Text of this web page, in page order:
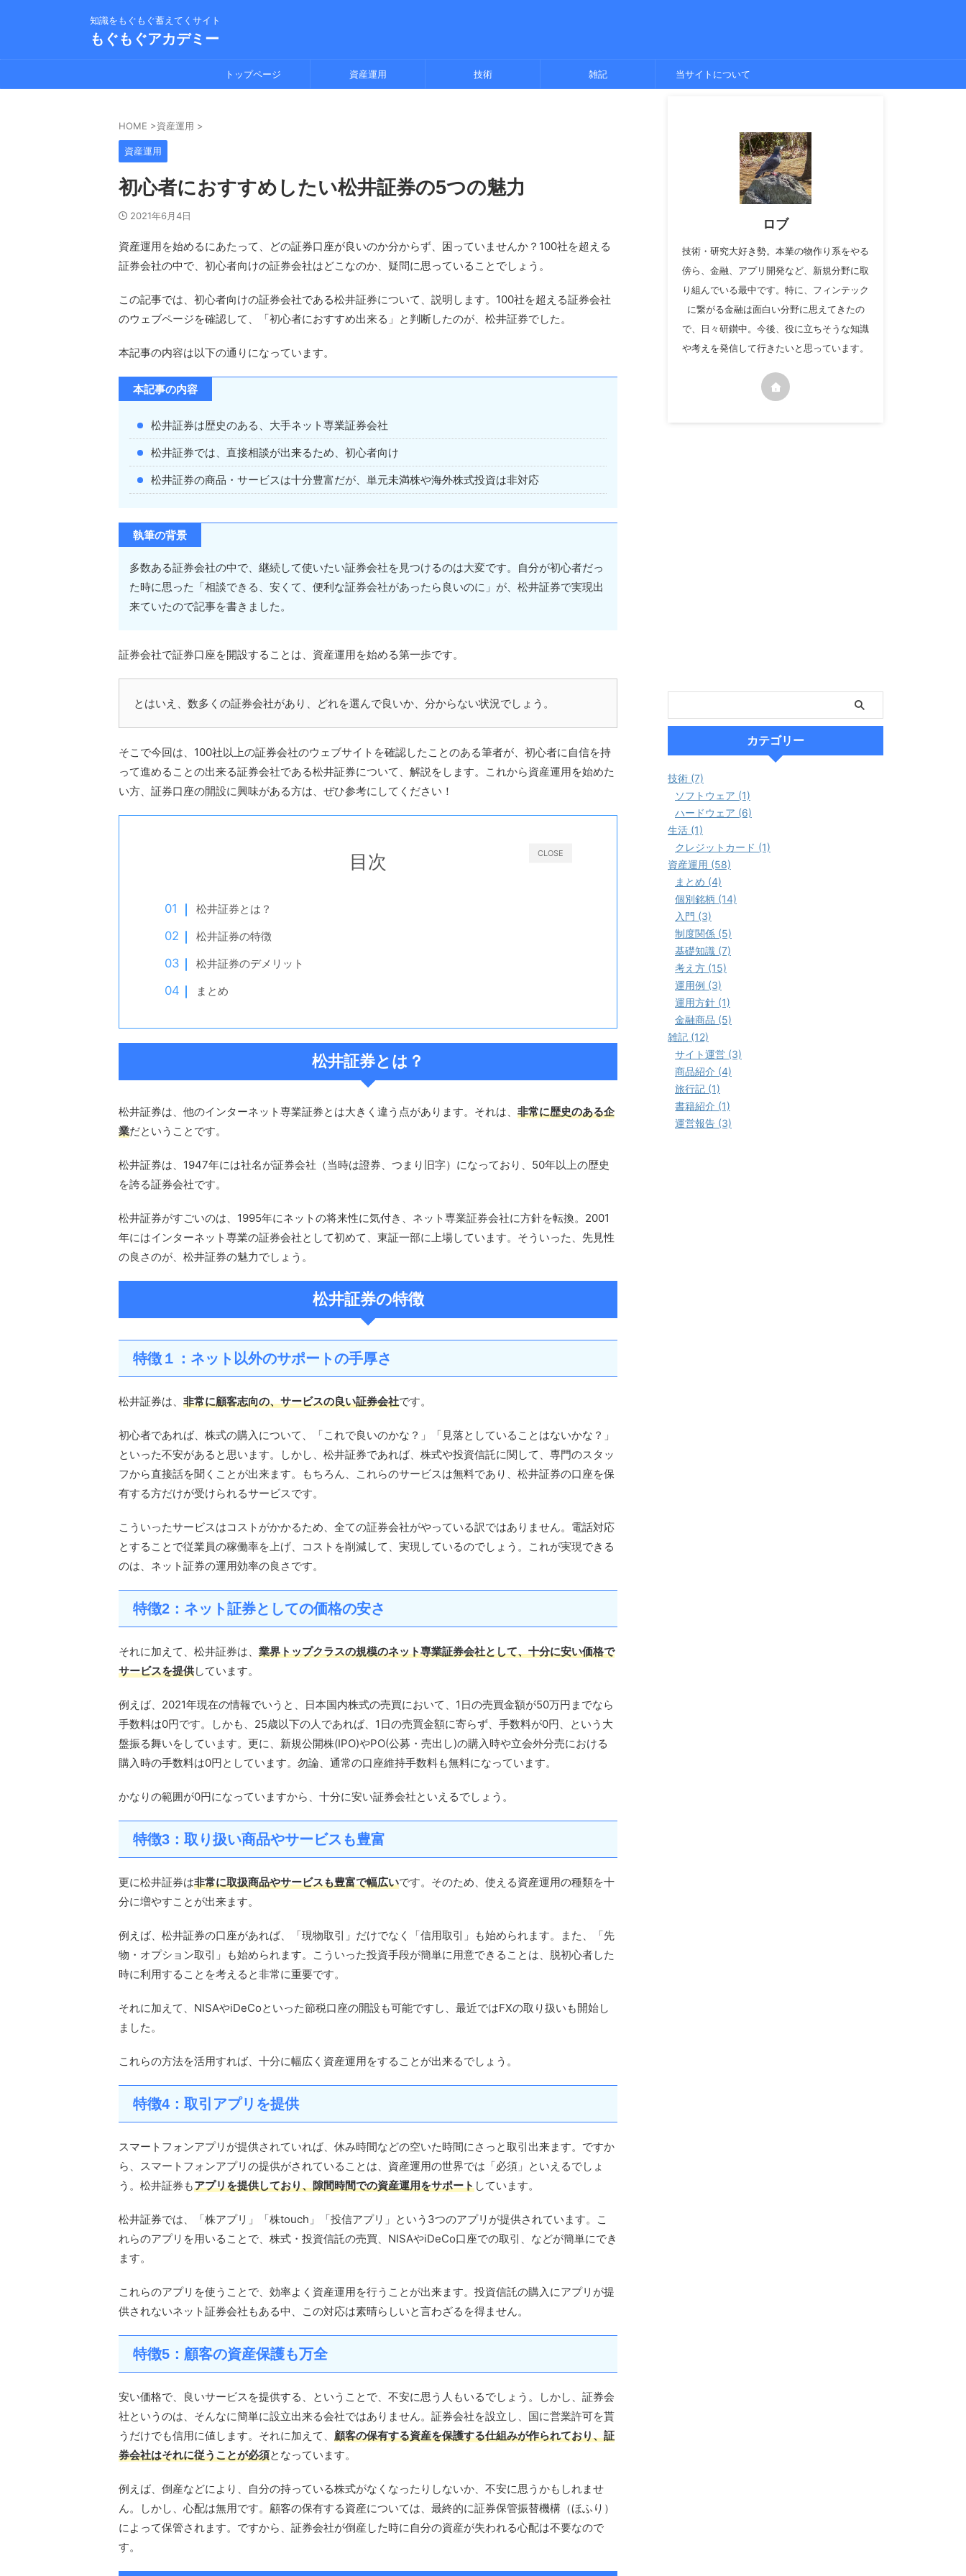
知識をもぐもぐ蓄えてくサイト
もぐもぐアカデミー
トップページ 資産運用 技術 雑記 当サイトについて
HOME >資産運用 >
資産運用
初心者におすすめしたい松井証券の5つの魅力
2021年6月4日
資産運用を始めるにあたって、どの証券口座が良いのか分からず、困っていませんか？100社を超える
証券会社の中で、初心者向けの証券会社はどこなのか、疑問に思っていることでしょう。
この記事では、初心者向けの証券会社である松井証券について、説明します。100社を超える証券会社
のウェブページを確認して、「初心者におすすめ出来る」と判断したのが、松井証券でした。
本記事の内容は以下の通りになっています。
本記事の内容
松井証券は歴史のある、大手ネット専業証券会社
松井証券では、直接相談が出来るため、初心者向け
松井証券の商品・サービスは十分豊富だが、単元未満株や海外株式投資は非対応
執筆の背景
多数ある証券会社の中で、継続して使いたい証券会社を見つけるのは大変です。自分が初心者だっ
た時に思った「相談できる、安くて、便利な証券会社があったら良いのに」が、松井証券で実現出
来ていたので記事を書きました。
証券会社で証券口座を開設することは、資産運用を始める第一歩です。
とはいえ、数多くの証券会社があり、どれを選んで良いか、分からない状況でしょう。
そこで今回は、100社以上の証券会社のウェブサイトを確認したことのある筆者が、初心者に自信を持
って進めることの出来る証券会社である松井証券について、解説をします。これから資産運用を始めた
い方、証券口座の開設に興味がある方は、ぜひ参考にしてください！
CLOSE
目次
松井証券とは？
松井証券の特徴
松井証券のデメリット
まとめ
松井証券とは？
松井証券は、他のインターネット専業証券とは大きく違う点があります。それは、 非常に歴史のある企
業だということです。
松井証券は、1947年には社名が証券会社（当時は證券、つまり旧字）になっており、50年以上の歴史
を誇る証券会社です。
松井証券がすごいのは、1995年にネットの将来性に気付き、ネット専業証券会社に方針を転換。2001
年にはインターネット専業の証券会社として初めて、東証一部に上場しています。そういった、先見性
の良さのが、松井証券の魅力でしょう。
松井証券の特徴
特徴１：ネット以外のサポートの手厚さ
松井証券は、 非常に顧客志向の、サービスの良い証券会社です。
初心者であれば、株式の購入について、「これで良いのかな？」「見落としていることはないかな？」
といった不安があると思います。しかし、松井証券であれば、株式や投資信託に関して、専門のスタッ
フから直接話を聞くことが出来ます。もちろん、これらのサービスは無料であり、松井証券の口座を保
有する方だけが受けられるサービスです。
こういったサービスはコストがかかるため、全ての証券会社がやっている訳ではありません。電話対応
とすることで従業員の稼働率を上げ、コストを削減して、実現しているのでしょう。これが実現できる
のは、ネット証券の運用効率の良さです。
特徴2：ネット証券としての価格の安さ
それに加えて、松井証券は、 業界トップクラスの規模のネット専業証券会社として、十分に安い価格で
サービスを提供しています。
例えば、2021年現在の情報でいうと、日本国内株式の売買において、1日の売買金額が50万円までなら
手数料は0円です。しかも、25歳以下の人であれば、1日の売買金額に寄らず、手数料が0円、という大
盤振る舞いをしています。更に、新規公開株(IPO)やPO(公募・売出し)の購入時や立会外分売における
購入時の手数料は0円としています。勿論、通常の口座維持手数料も無料になっています。
かなりの範囲が0円になっていますから、十分に安い証券会社といえるでしょう。
特徴3：取り扱い商品やサービスも豊富
更に松井証券は非常に取扱商品やサービスも豊富で幅広いです。そのため、使える資産運用の種類を十
分に増やすことが出来ます。
例えば、松井証券の口座があれば、「現物取引」だけでなく「信用取引」も始められます。また、「先
物・オプション取引」も始められます。こういった投資手段が簡単に用意できることは、脱初心者した
時に利用することを考えると非常に重要です。
それに加えて、NISAやiDeCoといった節税口座の開設も可能ですし、最近ではFXの取り扱いも開始し
ました。
これらの方法を活用すれば、十分に幅広く資産運用をすることが出来るでしょう。
特徴4：取引アプリを提供
スマートフォンアプリが提供されていれば、休み時間などの空いた時間にさっと取引出来ます。ですか
ら、スマートフォンアプリの提供がされていることは、資産運用の世界では「必須」といえるでしょ
う。松井証券もアプリを提供しており、隙間時間での資産運用をサポートしています。
松井証券では、「株アプリ」「株touch」「投信アプリ」という3つのアプリが提供されています。こ
れらのアプリを用いることで、株式・投資信託の売買、NISAやiDeCo口座での取引、などが簡単にでき
ます。
これらのアプリを使うことで、効率よく資産運用を行うことが出来ます。投資信託の購入にアプリが提
供されないネット証券会社もある中、この対応は素晴らしいと言わざるを得ません。
特徴5：顧客の資産保護も万全
安い価格で、良いサービスを提供する、ということで、不安に思う人もいるでしょう。しかし、証券会
社というのは、そんなに簡単に設立出来る会社ではありません。証券会社を設立し、国に営業許可を貰
うだけでも信用に値します。それに加えて、 顧客の保有する資産を保護する仕組みが作られており、証
券会社はそれに従うことが必須となっています。
例えば、倒産などにより、自分の持っている株式がなくなったりしないか、不安に思うかもしれませ
ん。しかし、心配は無用です。顧客の保有する資産については、最終的に証券保管振替機構（ほふり）
によって保管されます。ですから、証券会社が倒産した時に自分の資産が失われる心配は不要なので
す。
ロブ
技術・研究大好き勢。本業の物作り系をやる
傍ら、金融、アプリ開発など、新規分野に取
り組んでいる最中です。特に、フィンテック
に繋がる金融は面白い分野に思えてきたの
で、日々研鑚中。今後、役に立ちそうな知識
や考えを発信して行きたいと思っています。
カテゴリー
技術 (7)
ソフトウェア (1)
ハードウェア (6)
生活 (1)
クレジットカード (1)
資産運用 (58)
まとめ (4)
個別銘柄 (14)
入門 (3)
制度関係 (5)
基礎知識 (7)
考え方 (15)
運用例 (3)
運用方針 (1)
金融商品 (5)
雑記 (12)
サイト運営 (3)
商品紹介 (4)
旅行記 (1)
書籍紹介 (1)
運営報告 (3)